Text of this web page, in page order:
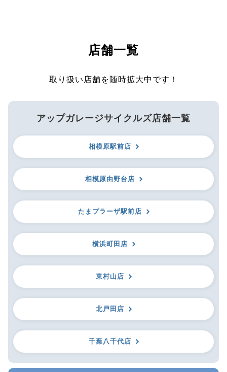
店舗一覧
取り扱い店舗を随時拡大中です！
アップガレージサイクルズ店舗一覧
相模原駅前店
相模原由野台店
たまプラーザ駅前店
横浜町田店
東村山店
北戸田店
千葉八千代店